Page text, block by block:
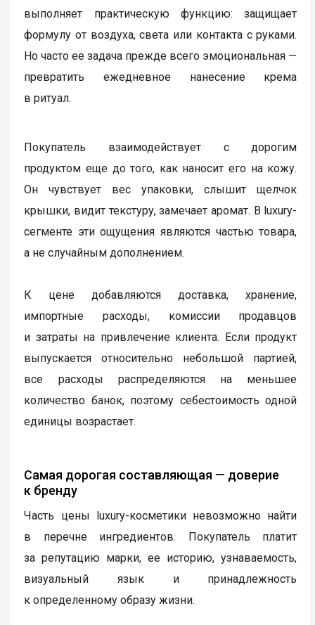
выполняет практическую функцию: защищает
формулу от воздуха, света или контакта с руками.
Но часто ее задача прежде всего эмоциональная —
превратить ежедневное нанесение крема
в ритуал.
Покупатель взаимодействует с дорогим
продуктом еще до того, как наносит его на кожу.
Он чувствует вес упаковки, слышит щелчок
крышки, видит текстуру, замечает аромат. В luxury-
сегменте эти ощущения являются частью товара,
а не случайным дополнением.
К цене добавляются доставка, хранение,
импортные расходы, комиссии продавцов
и затраты на привлечение клиента. Если продукт
выпускается относительно небольшой партией,
все расходы распределяются на меньшее
количество банок, поэтому себестоимость одной
единицы возрастает.
Самая дорогая составляющая — доверие
к бренду
Часть цены luxury-косметики невозможно найти
в перечне ингредиентов. Покупатель платит
за репутацию марки, ее историю, узнаваемость,
визуальный язык и принадлежность
к определенному образу жизни.